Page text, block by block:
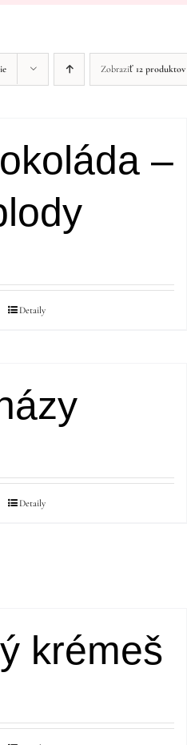
Zobraziť 12 produktov
–
Detaily
Detaily
krémeš